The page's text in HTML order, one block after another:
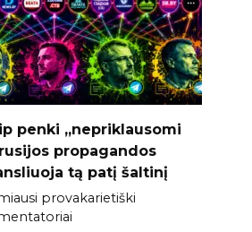
penki „nepriklausomi
propagandos
tą patį šaltinį
provakarietiški